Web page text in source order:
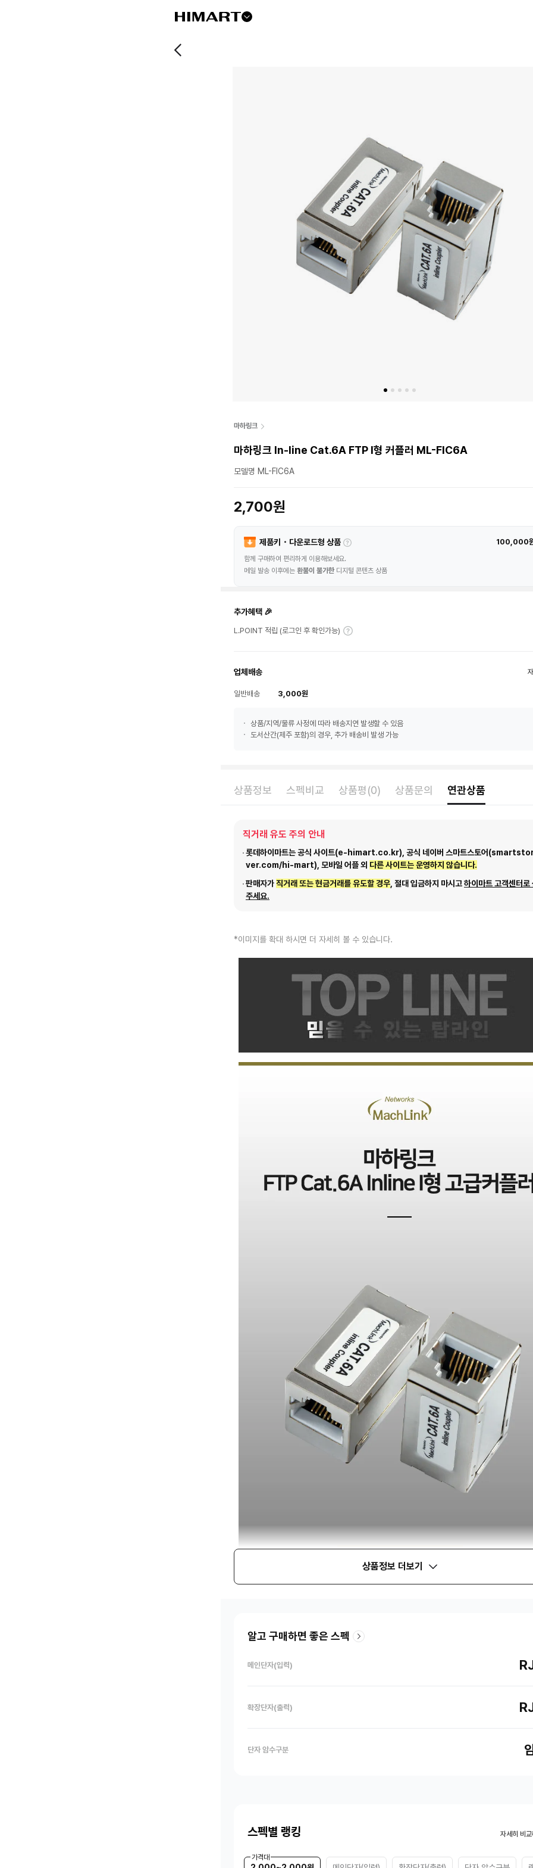
마하링크
마하링크 In-line Cat.6A FTP I형 커플러 ML-FIC6A
모델명 ML-FIC6A
2,700원
제품키・다운로드형 상품 100,000
함께 구매하여 편리하게 이용해보세요.
메일 발송 이후에는 환불이 불가한디지털 콘텐츠 상품
추가혜택 🎉
L.POINT 적립 (로그인 후 확인가능)
업체배송
일반배송 3,000원
상품/지역/물류 사정에 따라 배송지연 발생할 수 있음
도서산간(제주 포함)의 경우, 추가 배송비 발생 가능
상품정보 스펙비교 상품평(0) 상품문의 연관상품
직거래 유도 주의 안내
롯데하이마트는 공식 사이트(e-himart.co.kr), 공식 네이버 스마트스토어
ver.com/hi-mart), 모바일 어플 외 다른 사이트는 운영하지 않습니다.
판매자가직거래 또는 현금거래를 유도할 경우 , 절대 입금하지 마시고하이마트 고객센터로
주세요.
*이미지를 확대 하시면 더 자세히 볼 수 있습니다.
상품정보 더보기
알고 구매하면 좋은 스펙
메인단자(입력)
확장단자(출력)
단자 암수구분
스펙별 랭킹 자세히 비교
가격대